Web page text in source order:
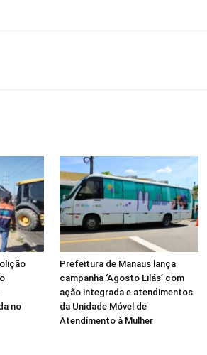
no
Prefeitura de Manaus lança
campanha ‘Agosto Lilás’ com
ação integrada e atendimentos
da Unidade Móvel de
Atendimento à Mulher